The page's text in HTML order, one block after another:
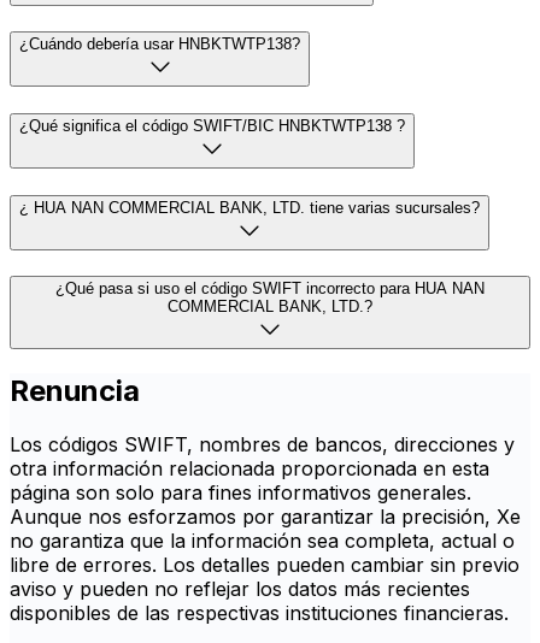
¿Cuándo debería usar HNBKTWTP138?
¿Qué significa el código SWIFT/BIC HNBKTWTP138 ?
¿ HUA NAN COMMERCIAL BANK, LTD. tiene varias sucursales?
¿Qué pasa si uso el código SWIFT incorrecto para HUA NAN
COMMERCIAL BANK, LTD.?
Renuncia
Los códigos SWIFT, nombres de bancos, direcciones y
otra información relacionada proporcionada en esta
página son solo para fines informativos generales.
Aunque nos esforzamos por garantizar la precisión, Xe
no garantiza que la información sea completa, actual o
libre de errores. Los detalles pueden cambiar sin previo
aviso y pueden no reflejar los datos más recientes
disponibles de las respectivas instituciones financieras.